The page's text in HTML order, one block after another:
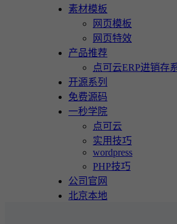
素材模板
网页模板
网页特效
产品推荐
点可云ERP进销存
开源系列
免费源码
一秒学院
点可云
实用技巧
wordpress
PHP技巧
公司官网
北京本地